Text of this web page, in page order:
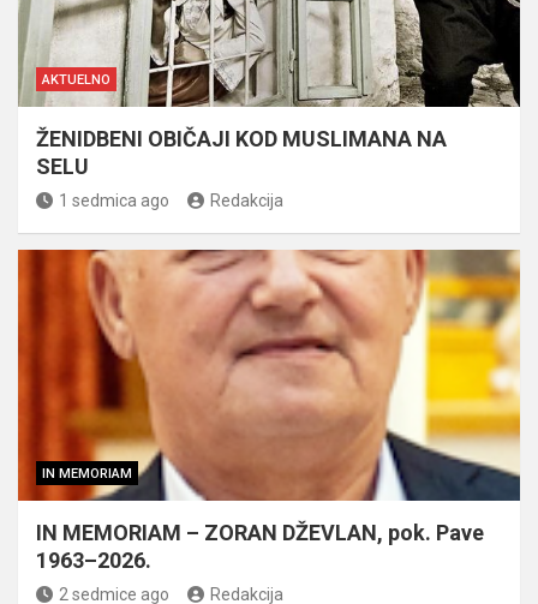
AKTUELNO
ŽENIDBENI OBIČAJI KOD MUSLIMANA NA
SELU
1 sedmica ago Redakcija
IN MEMORIAM
IN MEMORIAM – ZORAN DŽEVLAN, pok. Pave
1963–2026.
2 sedmice ago Redakcija